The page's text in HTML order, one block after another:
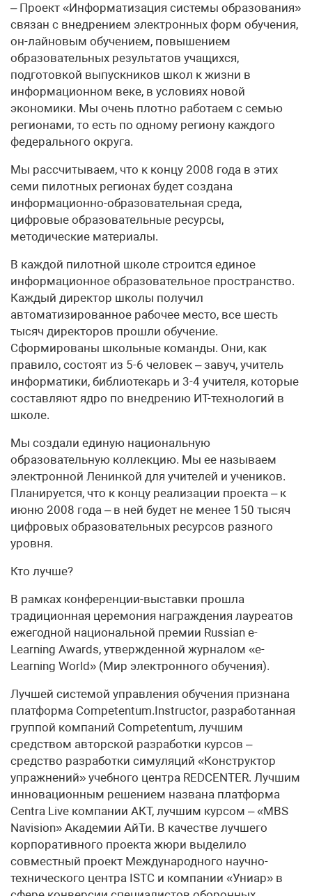
– Проект «Информатизация системы образования»
связан с внедрением электронных форм обучения,
он-лайновым обучением, повышением
образовательных результатов учащихся,
подготовкой выпускников школ к жизни в
информационном веке, в условиях новой
экономики. Мы очень плотно работаем с семью
регионами, то есть по одному региону каждого
федерального округа.
Мы рассчитываем, что к концу 2008 года в этих
семи пилотных регионах будет создана
информационно-образовательная среда,
цифровые образовательные ресурсы,
методические материалы.
В каждой пилотной школе строится единое
информационное образовательное пространство.
Каждый директор школы получил
автоматизированное рабочее место, все шесть
тысяч директоров прошли обучение.
Сформированы школьные команды. Они, как
правило, состоят из 5-6 человек – завуч, учитель
информатики, библиотекарь и 3-4 учителя, которые
составляют ядро по внедрению ИТ-технологий в
школе.
Мы создали единую национальную
образовательную коллекцию. Мы ее называем
электронной Ленинкой для учителей и учеников.
Планируется, что к концу реализации проекта – к
июню 2008 года – в ней будет не менее 150 тысяч
цифровых образовательных ресурсов разного
уровня.
Кто лучше?
В рамках конференции-выставки прошла
традиционная церемония награждения лауреатов
ежегодной национальной премии Russian e-
Learning Awards, утвержденной журналом «e-
Learning World» (Мир электронного обучения).
Лучшей системой управления обучения признана
платформа Competentum.Instructor, разработанная
группой компаний Competentum, лучшим
средством авторской разработки курсов –
средство разработки симуляций «Конструктор
упражнений» учебного центра REDCENTER. Лучшим
инновационным решением названа платформа
Centra Live компании АКТ, лучшим курсом – «MBS
Navision» Академии АйТи. В качестве лучшего
корпоративного проекта жюри выделило
совместный проект Международного научно-
технического центра ISTC и компании «Униар» в